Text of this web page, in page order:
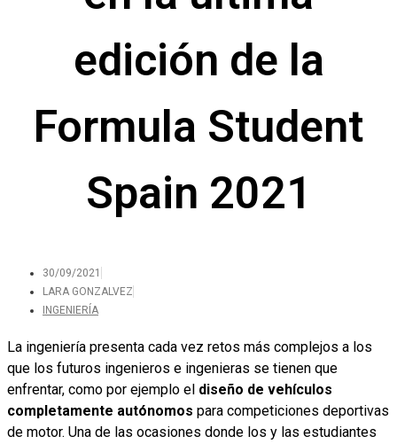
edición de la
Formula Student
Spain 2021
30/09/2021
LARA GONZALVEZ
INGENIERÍA
La ingeniería presenta cada vez retos más complejos a los
que los futuros ingenieros e ingenieras se tienen que
enfrentar, como por ejemplo el diseño de vehículos
completamente autónomos para competiciones deportivas
de motor. Una de las ocasiones donde los y las estudiantes